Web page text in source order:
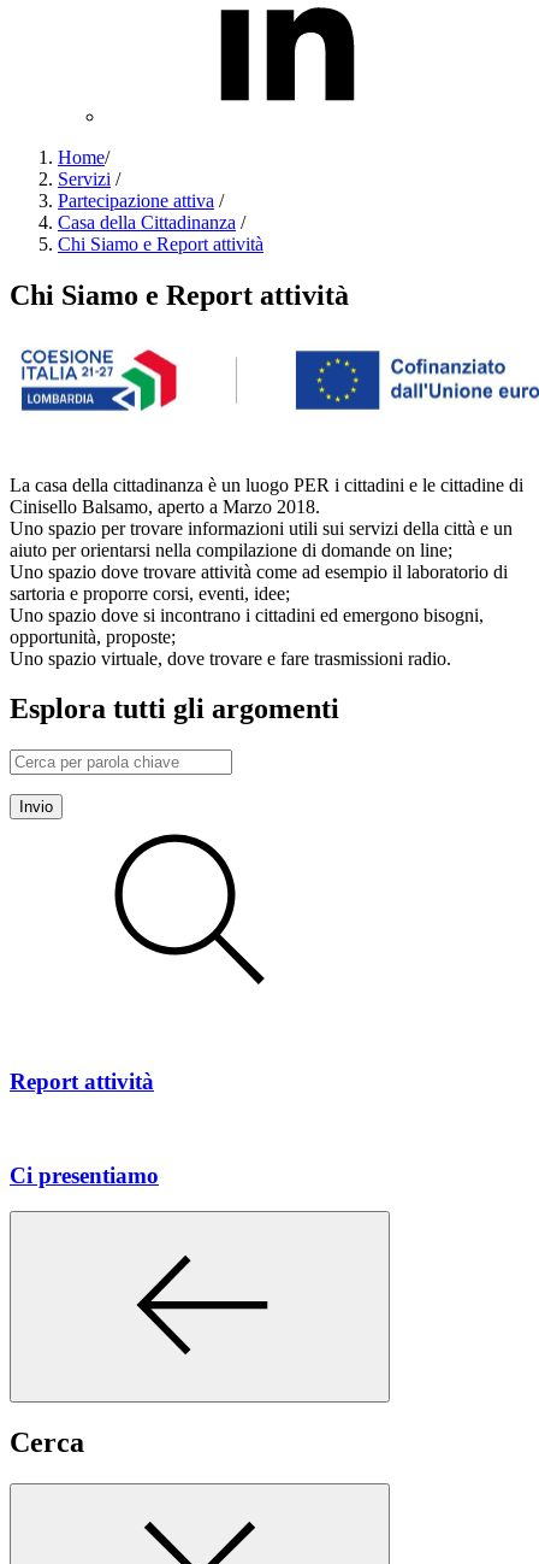
Home/
Servizi /
Partecipazione attiva /
Casa della Cittadinanza /
Chi Siamo e Report attività
Chi Siamo e Report attività
La casa della cittadinanza è un luogo PER i cittadini e le cittadine di
Cinisello Balsamo, aperto a Marzo 2018.
Uno spazio per trovare informazioni utili sui servizi della città e un
aiuto per orientarsi nella compilazione di domande on line;
Uno spazio dove trovare attività come ad esempio il laboratorio di
sartoria e proporre corsi, eventi, idee;
Uno spazio dove si incontrano i cittadini ed emergono bisogni,
opportunità, proposte;
Uno spazio virtuale, dove trovare e fare trasmissioni radio.
Esplora tutti gli argomenti
Invio
Report attività
Ci presentiamo
Cerca